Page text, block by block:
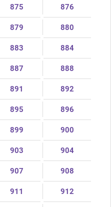
875 876
879 880
883 884
887 888
891 892
895 896
899 900
903 904
907 908
911 912